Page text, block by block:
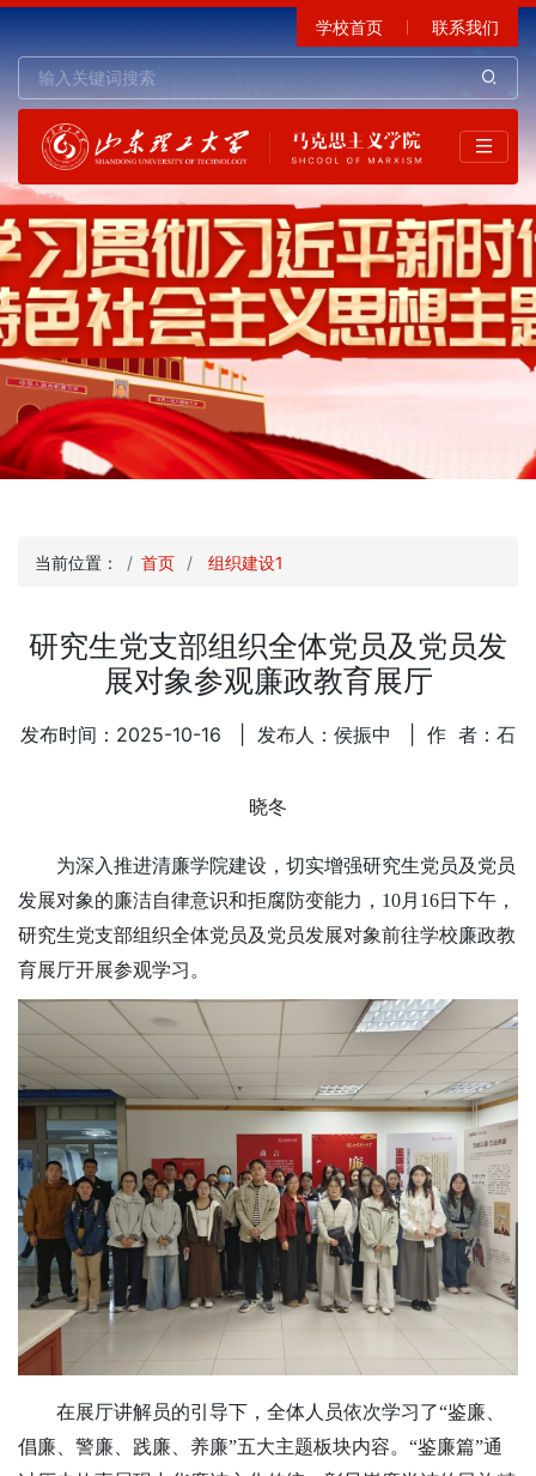
学校首页 联系我们
当前位置： 首页 组织建设1
研究生党支部组织全体党员及党员发
展对象参观廉政教育展厅
发布时间：2025-10-16 | 发布人：侯振中 | 作 者：石
晓冬
为深入推进清廉学院建设，切实增强研究生党员及党员
发展对象的廉洁自律意识和拒腐防变能力， 10月16日下午，
研究生党支部组织全体党员及党员发展对象前往学校廉政教
育展厅开展参观学习。
在展厅讲解员的引导下，全体人员依次学习了“鉴廉、
倡廉、警廉、践廉、养廉”五大主题板块内容。“鉴廉篇”通